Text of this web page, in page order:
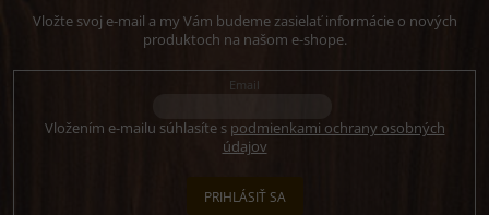
Vložte svoj e-mail a my Vám budeme zasielať informácie o nových
produktoch na našom e-shope.
Email
Vložením e-mailu súhlasíte s podmienkami ochrany osobných
údajov
PRIHLÁSIŤ SA